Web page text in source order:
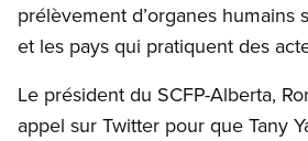
prélèvement d’organes humains
et les pays qui pratiquent des
Le président du SCFP-Alberta,
appel sur Twitter pour que Tany